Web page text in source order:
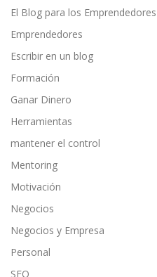
El Blog para los Emprendedores
Emprendedores
Escribir en un blog
Formación
Ganar Dinero
Herramientas
mantener el control
Mentoring
Motivación
Negocios
Negocios y Empresa
Personal
SEO